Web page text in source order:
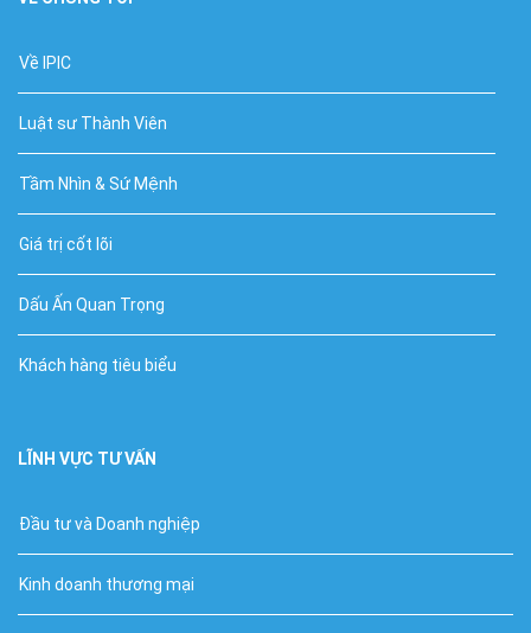
Về IPIC
Luật sư Thành Viên
Tầm Nhìn & Sứ Mệnh
Giá trị cốt lõi
Dấu Ấn Quan Trọng
Khách hàng tiêu biểu
LĨNH VỰC TƯ VẤN
Đầu tư và Doanh nghiệp
Kinh doanh thương mại